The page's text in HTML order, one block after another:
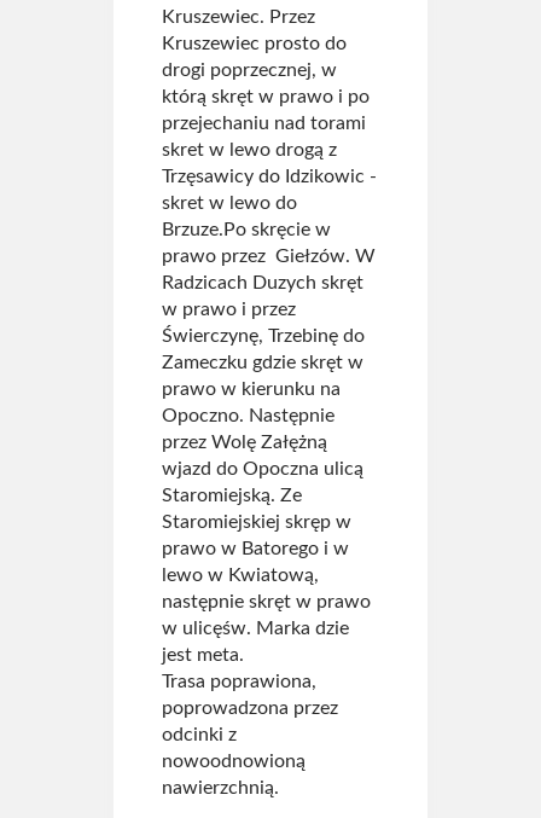
Kruszewiec. Przez
Kruszewiec prosto do
drogi poprzecznej, w
którą skręt w prawo i po
przejechaniu nad torami
skret w lewo drogą z
Trzęsawicy do Idzikowic -
skret w lewo do
Brzuze.Po skręcie w
prawo przez Giełzów. W
Radzicach Duzych skręt
w prawo i przez
Świerczynę, Trzebinę do
Zameczku gdzie skręt w
prawo w kierunku na
Opoczno. Następnie
przez Wolę Załężną
wjazd do Opoczna ulicą
Staromiejską. Ze
Staromiejskiej skręp w
prawo w Batorego i w
lewo w Kwiatową,
następnie skręt w prawo
w ulicęśw. Marka dzie
jest meta.
Trasa poprawiona,
poprowadzona przez
odcinki z
nowoodnowioną
nawierzchnią.